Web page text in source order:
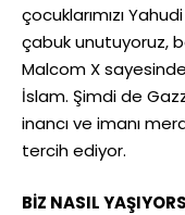
çocuklarımızı
çabuk unutuyoruz,
Malcom X
İslam. Şimdi de
inancı ve imanı
tercih ediyor.
BİZ NASIL